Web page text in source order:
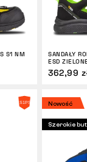
S1 NM
SANDAŁY
ESD
362,99
Nowość
Szerokie